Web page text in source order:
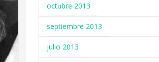
octubre 2013
septiembre 2013
julio 2013